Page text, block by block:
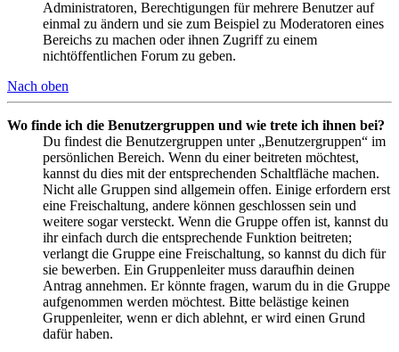
Administratoren, Berechtigungen für mehrere Benutzer auf
einmal zu ändern und sie zum Beispiel zu Moderatoren eines
Bereichs zu machen oder ihnen Zugriff zu einem
nichtöffentlichen Forum zu geben.
Nach oben
Wo finde ich die Benutzergruppen und wie trete ich ihnen bei?
Du findest die Benutzergruppen unter „Benutzergruppen“ im
persönlichen Bereich. Wenn du einer beitreten möchtest,
kannst du dies mit der entsprechenden Schaltfläche machen.
Nicht alle Gruppen sind allgemein offen. Einige erfordern erst
eine Freischaltung, andere können geschlossen sein und
weitere sogar versteckt. Wenn die Gruppe offen ist, kannst du
ihr einfach durch die entsprechende Funktion beitreten;
verlangt die Gruppe eine Freischaltung, so kannst du dich für
sie bewerben. Ein Gruppenleiter muss daraufhin deinen
Antrag annehmen. Er könnte fragen, warum du in die Gruppe
aufgenommen werden möchtest. Bitte belästige keinen
Gruppenleiter, wenn er dich ablehnt, er wird einen Grund
dafür haben.